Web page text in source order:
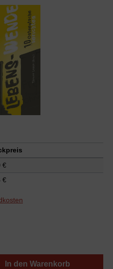
€
€
5 von 5 Sternen
In den Warenkorb